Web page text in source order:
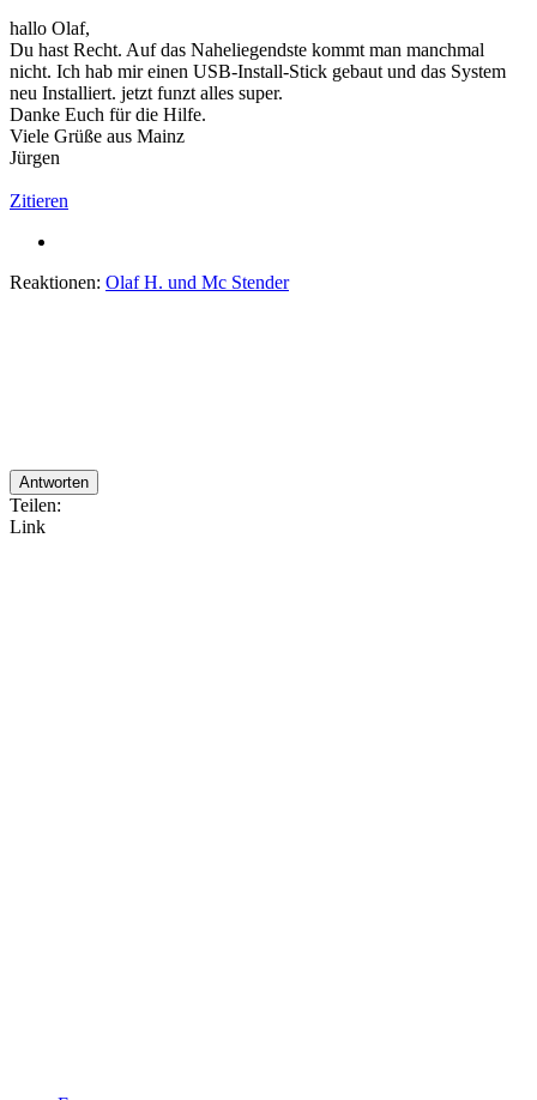
hallo Olaf,
Du hast Recht. Auf das Naheliegendste kommt man manchmal
nicht. Ich hab mir einen USB-Install-Stick gebaut und das System
neu Installiert. jetzt funzt alles super.
Danke Euch für die Hilfe.
Viele Grüße aus Mainz
Jürgen
Zitieren
Reaktionen: Olaf H. und Mc Stender
Antworten
Teilen:
Link